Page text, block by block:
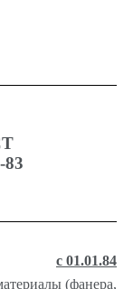
83
с 01.01.84
(фанера,